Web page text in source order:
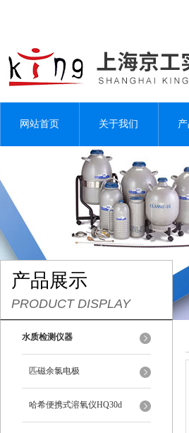
网站首页 关于我们
产品展示
PRODUCT DISPLAY
水质检测仪器
匹磁余氯电极
哈希便携式溶氧仪HQ30d